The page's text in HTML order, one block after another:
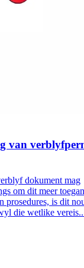
van
dokument mag
om dit meer
prosedures, is dit
die wetlike